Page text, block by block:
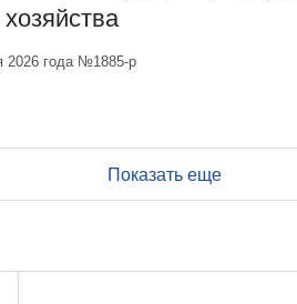
2026 года №1885-р
Показать еще